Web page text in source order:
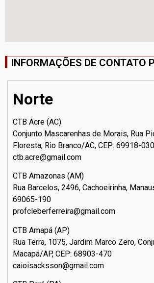
INFORMAÇÕES DE CONTATO
Norte
CTB Acre (AC)
Conjunto Mascarenhas de Morais, Rua
Floresta, Rio Branco/AC, CEP: 69918-030
ctb.acre@gmail.com
CTB Amazonas (AM)
Rua Barcelos, 2496, Cachoeirinha,
69065-190
profcleberferreira@gmail.com
CTB Amapá (AP)
Rua Terra, 1075, Jardim Marco Zero,
Macapá/AP, CEP: 68903-470
caioisacksson@gmail.com